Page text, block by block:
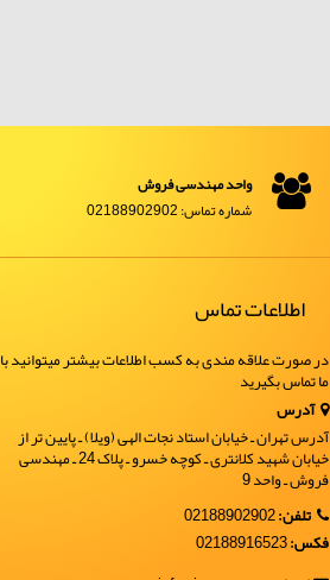
واحد مهندسی فروش
شماره تماس: 02188902902
اطلاعات تماس
در صورت علاقه مندی به کسب اطلاعات بیشتر میتوانید با
ما تماس بگیرید
آدرس
آدرس تهران ـ خیابان استاد نجات الهی (ویلا) ـ پایین تر از
خیابان شهید کلانتری ـ کوچه خسرو ـ پلاک 24 ـ مهندسی
فروش ـ واحد 9
تلفن:02188902902
فکس:02188916523